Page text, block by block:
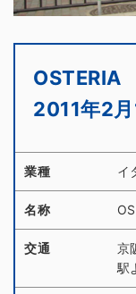
2011年2
業種 イ
名称
交通
京
駅